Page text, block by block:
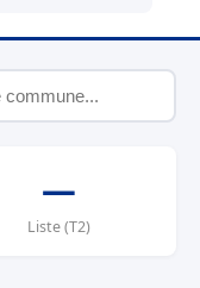
—
Liste (T2)